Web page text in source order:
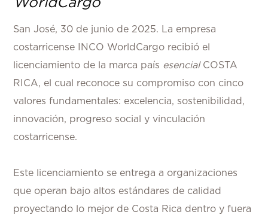
San José, 30 de junio de 2025. La empresa
costarricense INCO WorldCargo recibió el
licenciamiento de la marca país esencialCOSTA
RICA, el cual reconoce su compromiso con cinco
valores fundamentales: excelencia, sostenibilidad,
innovación, progreso social y vinculación
costarricense.
Este licenciamiento se entrega a organizaciones
que operan bajo altos estándares de calidad
proyectando lo mejor de Costa Rica dentro y fuera